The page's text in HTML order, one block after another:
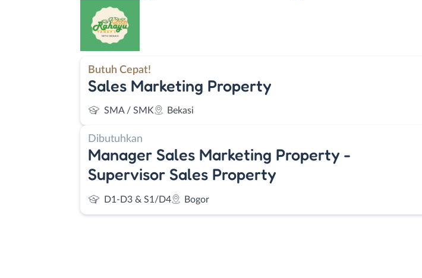
Butuh Cepat!
Sales Marketing Property
SMA / SMK Bekasi
Dibutuhkan
Manager Sales Marketing Property -
Supervisor Sales Property
D1-D3 & S1/D4 Bogor